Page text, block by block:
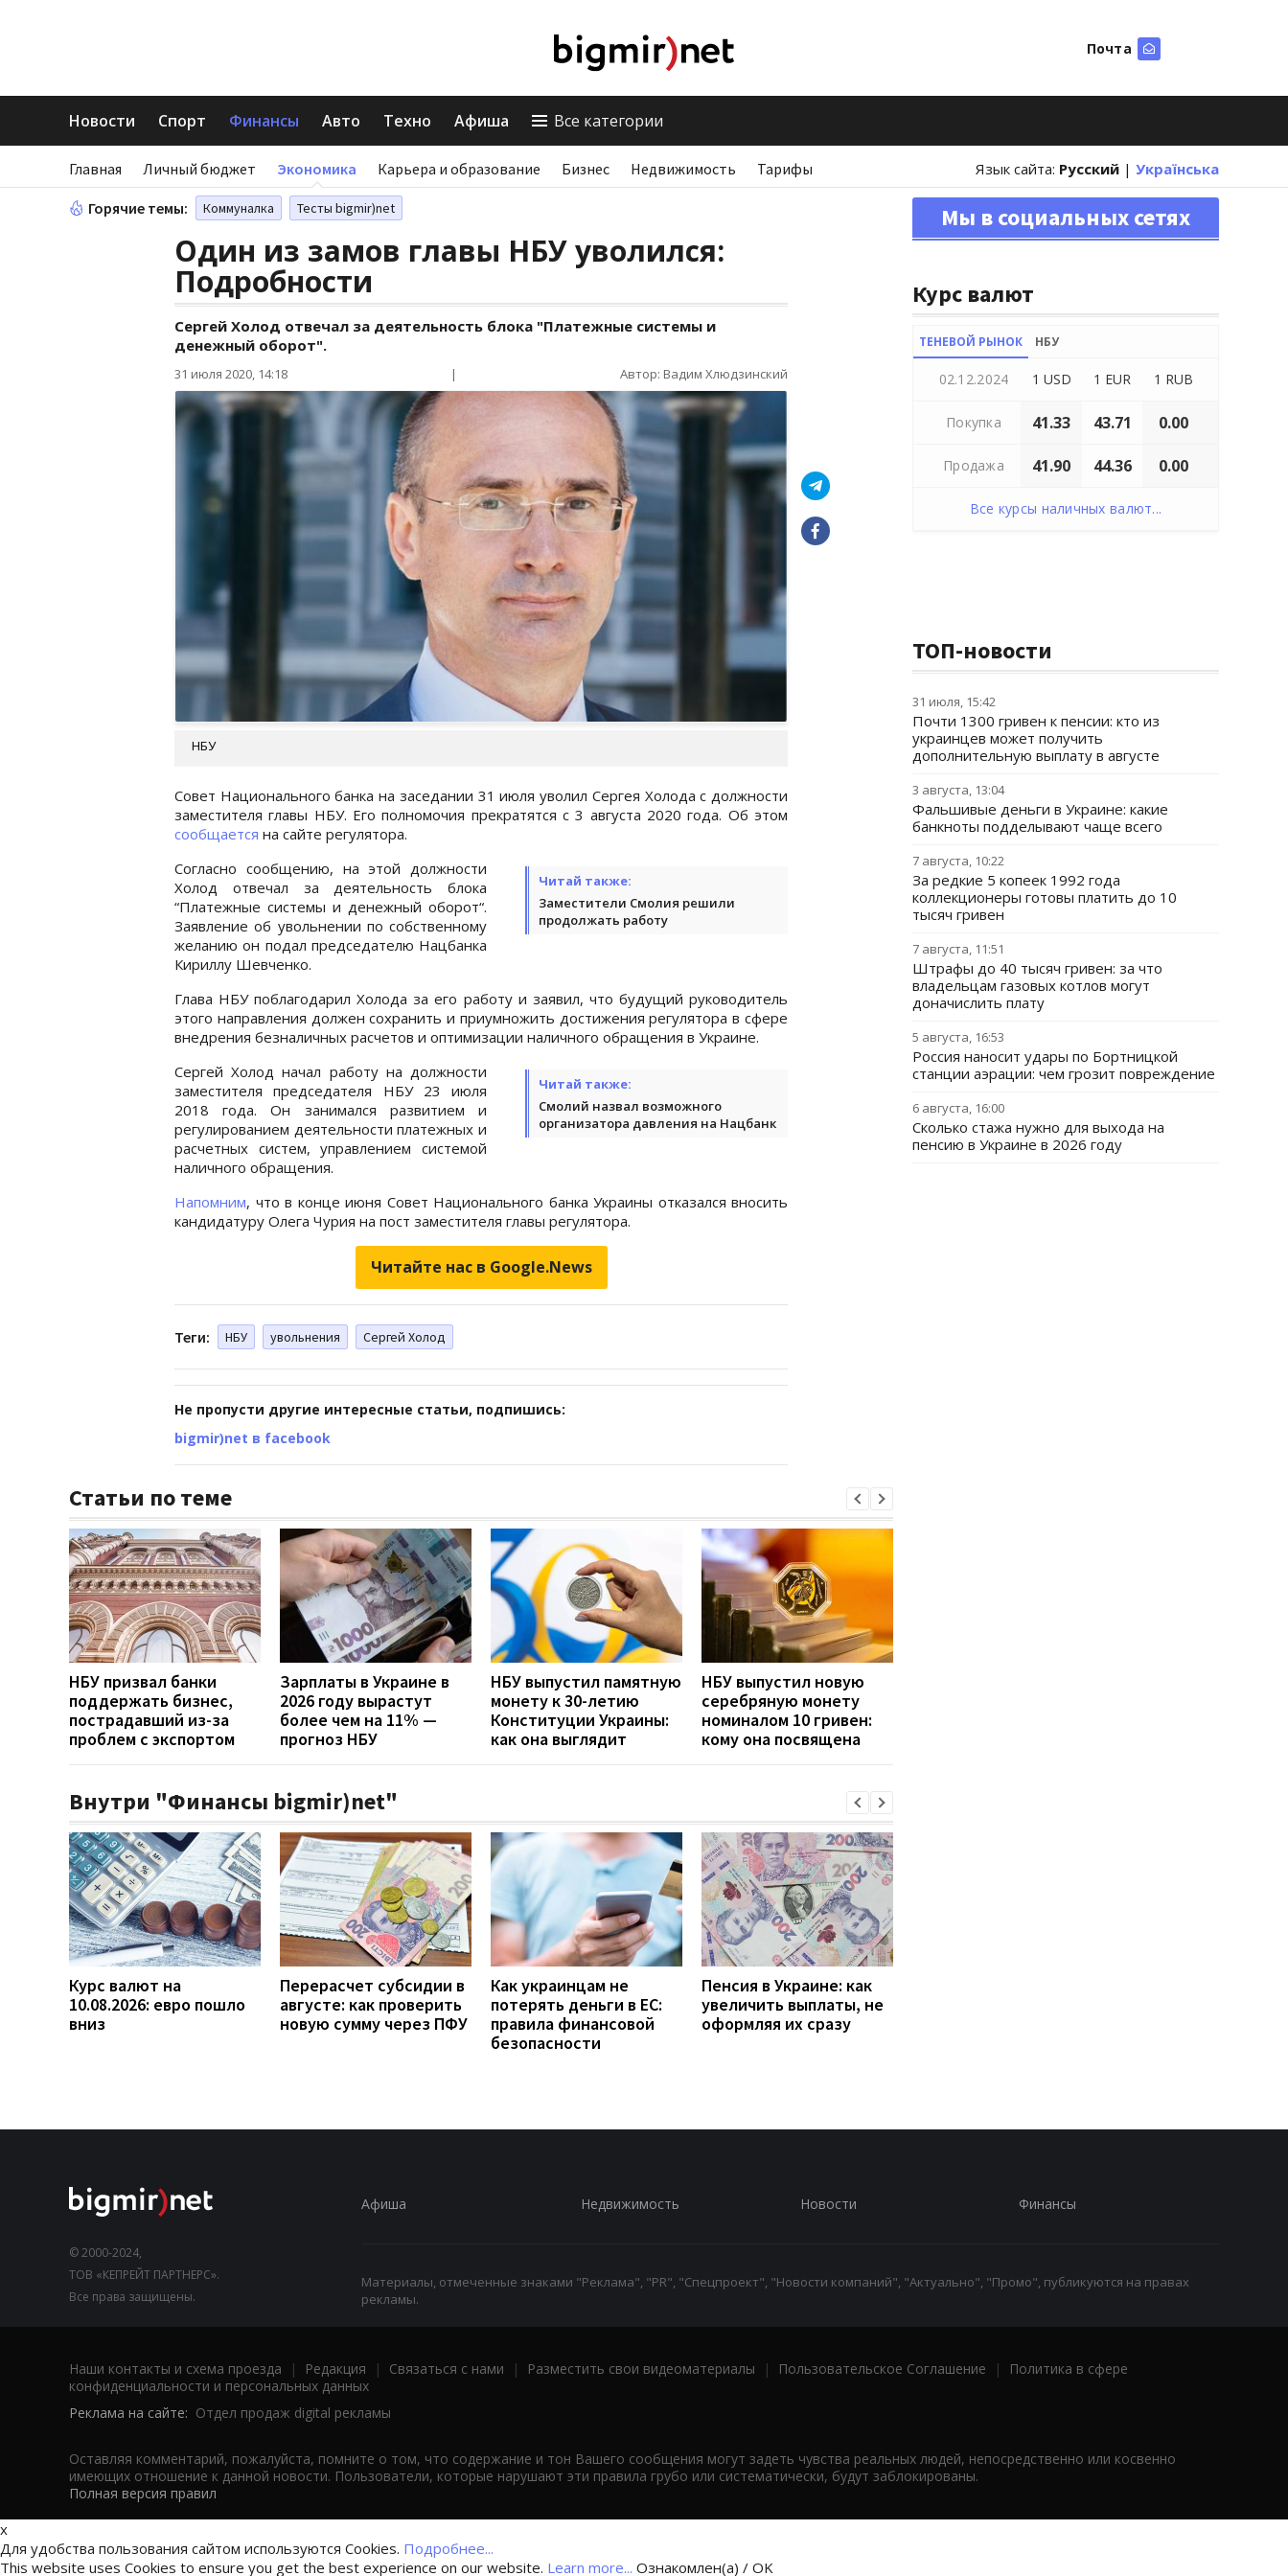
Почта
Новости Спорт Финансы Авто Техно Афиша Все категории
Главная Личный бюджет Экономика Карьера и образование Бизнес Недвижимость Тарифы Язык сайта: Русский | Українська
Горячие темы: Коммуналка Тесты bigmir)net
Один из замов главы НБУ уволился:
Подробности
Сергей Холод отвечал за деятельность блока "Платежные системы и
денежный оборот".
31 июля 2020, 14:18 | Автор: Вадим Хлюдзинский
НБУ
Совет Национального банка на заседании 31 июля уволил Сергея Холода с должности
заместителя главы НБУ. Его полномочия прекратятся с 3 августа 2020 года. Об этом
сообщается на сайте регулятора.
Читай также:
Заместители Смолия решили
продолжать работу
Согласно сообщению, на этой должности
Холод отвечал за деятельность блока
“Платежные системы и денежный оборот“.
Заявление об увольнении по собственному
желанию он подал председателю Нацбанка
Кириллу Шевченко.
Глава НБУ поблагодарил Холода за его работу и заявил, что будущий руководитель
этого направления должен сохранить и приумножить достижения регулятора в сфере
внедрения безналичных расчетов и оптимизации наличного обращения в Украине.
Читай также:
Смолий назвал возможного
организатора давления на Нацбанк
Сергей Холод начал работу на должности
заместителя председателя НБУ 23 июля
2018 года. Он занимался развитием и
регулированием деятельности платежных и
расчетных систем, управлением системой
наличного обращения.
Напомним, что в конце июня Совет Национального банка Украины отказался вносить
кандидатуру Олега Чурия на пост заместителя главы регулятора.
Читайте нас в Google.News
Теги: НБУ увольнения Сергей Холод
Не пропусти другие интересные статьи, подпишись:
bigmir)net в facebook
Статьи по теме
НБУ призвал банки
поддержать бизнес,
пострадавший из-за
проблем с экспортом
Зарплаты в Украине в
2026 году вырастут
более чем на 11% —
прогноз НБУ
НБУ выпустил памятную
монету к 30-летию
Конституции Украины:
как она выглядит
НБУ выпустил новую
серебряную монету
номиналом 10 гривен:
кому она посвящена
Внутри "Финансы bigmir)net"
Курс валют на
10.08.2026: евро пошло
вниз
Перерасчет субсидии в
августе: как проверить
новую сумму через ПФУ
Как украинцам не
потерять деньги в ЕС:
правила финансовой
безопасности
Пенсия в Украине: как
увеличить выплаты, не
оформляя их сразу
Мы в социальных сетях
Курс валют
ТЕНЕВОЙ РЫНОК НБУ
02.12.2024 1 USD 1 EUR 1 RUB
Покупка 41.33 43.71 0.00
Продажа 41.90 44.36 0.00
Все курсы наличных валют...
ТОП-новости
31 июля, 15:42
Почти 1300 гривен к пенсии: кто из
украинцев может получить
дополнительную выплату в августе
3 августа, 13:04
Фальшивые деньги в Украине: какие
банкноты подделывают чаще всего
7 августа, 10:22
За редкие 5 копеек 1992 года
коллекционеры готовы платить до 10
тысяч гривен
7 августа, 11:51
Штрафы до 40 тысяч гривен: за что
владельцам газовых котлов могут
доначислить плату
5 августа, 16:53
Россия наносит удары по Бортницкой
станции аэрации: чем грозит повреждение
6 августа, 16:00
Сколько стажа нужно для выхода на
пенсию в Украине в 2026 году
© 2000-2024,
ТОВ «КЕПРЕЙТ ПАРТНЕРС».
Все права защищены.
Афиша Недвижимость Новости Финансы
Материалы, отмеченные знаками "Реклама", "PR", "Спецпроект", "Новости компаний", "Актуально", "Промо", публикуются на правах
рекламы.
Наши контакты и схема проезда | Редакция | Связаться с нами | Разместить свои видеоматериалы | Пользовательское Соглашение |
Политика в сфере
конфиденциальности и персональных данных
Реклама на сайте: Отдел продаж digital рекламы
Оставляя комментарий, пожалуйста, помните о том, что содержание и тон Вашего сообщения могут задеть чувства реальных людей, непосредственно или косвенно
имеющих отношение к данной новости. Пользователи, которые нарушают эти правила грубо или систематически, будут заблокированы.
Полная версия правил
x
Для удобства пользования сайтом используются Cookies. Подробнее...
This website uses Cookies to ensure you get the best experience on our website. Learn more... Ознакомлен(а) / OK